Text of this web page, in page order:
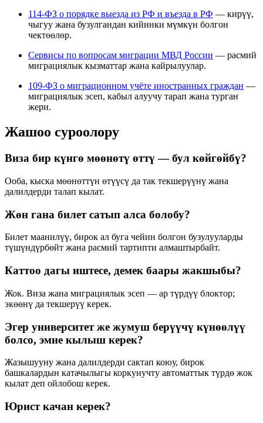
114-ФЗ о порядке выезда из РФ и въезда в РФ — кирүү,
чыгуу жана бузулгандан кийинки мүмкүн болгон
чектөөлөр.
Сервисы по вопросам миграции МВД России — расмий
миграциялык кызматтар жана кайрылуулар.
109-ФЗ о миграционном учёте иностранных граждан —
миграциялык эсеп, кабыл алуучу тарап жана турган
жери.
Жашоо суроолору
Виза бир күнгө мөөнөтү өттү — бул көйгөйбү?
Ооба, кыска мөөнөттүн өтүүсү да так текшерүүнү жана
далилдерди талап кылат.
Жөн гана билет сатып алса болобу?
Билет маанилүү, бирок ал буга чейин болгон бузулууларды
түшүндүрбөйт жана расмий тартипти алмаштырбайт.
Каттоо дагы иштесе, демек баары жакшыбы?
Жок. Виза жана миграциялык эсеп — ар түрдүү блоктор;
экөөнү да текшерүү керек.
Эгер университет же жумуш берүүчү күнөөлүү
болсо, эмне кылыш керек?
Жазышууну жана далилдерди сактап коюу, бирок
башкалардын катачылыгы коркунучту автоматтык түрдө жок
кылат деп ойлобош керек.
Юрист качан керек?